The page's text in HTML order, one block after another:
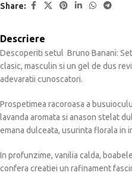
Share:
Descriere
Descoperiti setul Bruno Banani:
clasic, masculin si un gel de dus
adevaratii cunoscatori.
Prospetimea racoroasa a
lavanda aromata si anason stelat
emana dulceata, usurinta florala in
In profunzime, vanilia calda,
confera creatiei un rafinament